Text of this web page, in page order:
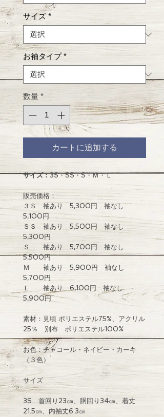
サイズ *
お袖タイプ *
数量 *
カートに追加する
サイズ：3S・SS・S・Ｍ・Ｌ
販売価格：
３Ｓ 袖あり 5,300円 袖なし
5,100円
ＳＳ 袖あり 5,500円 袖なし
5,300円
Ｓ 袖あり 5,700円 袖なし
5,500円
Ｍ 袖あり 5,900円 袖なし
5,700円
Ｌ 袖あり 6,100円 袖なし
5,900円
素材：見頃 ポリエステル75%、アクリル
25％ 別布 ポリエステル100%
お色：チャコール・ネイビー・カーキ
（３色）
サイズ
3S…首回り23㎝、胴回り34㎝、着丈
21.5㎝、内袖丈6.3㎝